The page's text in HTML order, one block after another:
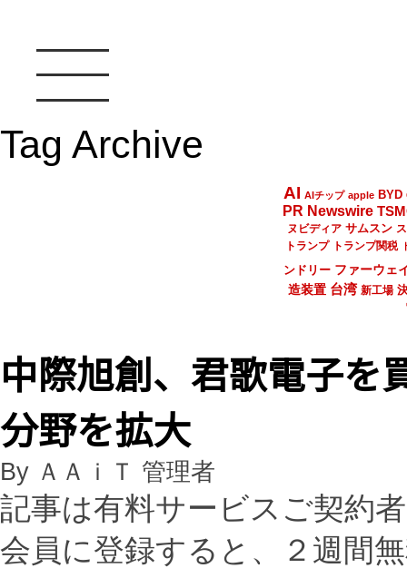
Tag Archive
AI AIチップ apple BYD
PR Newswire
ヌビディア サムスン
トランプ
トランプ関税
ンドリー ファーウェ
造装置 台湾 新工場
中際旭創、君歌電子
分野を拡大
By ＡＡｉＴ 管理者
記事は有料サービスご契約
会員に登録すると、２週間